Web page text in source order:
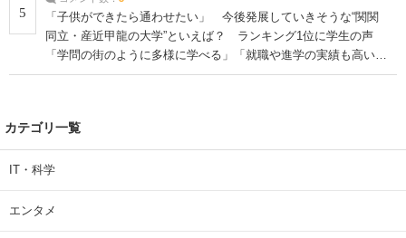
5
「子供ができたら通わせたい」 今後発展していきそうな“関関
同立・産近甲龍の大学”といえば？ ランキング1位に学生の声
「学問の街のように多様に学べる」「就職や進学の実績も高い」
| 大学 ねとらぼリサーチ
カテゴリ一覧
IT・科学
エンタメ